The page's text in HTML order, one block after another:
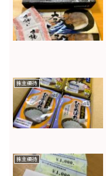
株主優待
株主優待